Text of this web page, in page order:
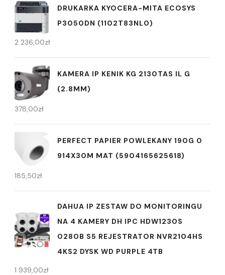
DRUKARKA KYOCERA-MITA ECOSYS
P3050DN (1102T83NL0)
2 236,00zł
KAMERA IP KENIK KG 2130TAS IL G
(2.8MM)
378,00zł
PERFECT PAPIER POWLEKANY 190G 0
914X30M MAT (5904165625618)
185,50zł
DAHUA IP ZESTAW DO MONITORINGU
NA 4 KAMERY DH IPC HDW1230S
0280B S5 REJESTRATOR NVR2104HS
4KS2 DYSK WD PURPLE 4TB
1 939,00zł